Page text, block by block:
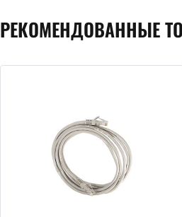
РЕКОМЕНДОВАННЫЕ